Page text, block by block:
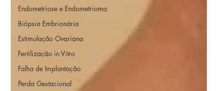
Endometriose e Endometrioma
Biópsia Embrionária
Estimulação Ovariana
Fertilização in Vitro
Falha de Implantação
Perda Gestacional